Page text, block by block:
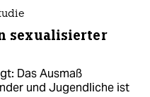
sexualisierter
Das Ausmaß
und Jugendliche ist